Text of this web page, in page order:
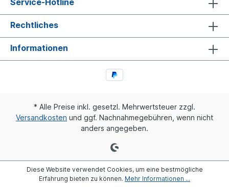
Rechtliches
Informationen
* Alle Preise inkl. gesetzl. Mehrwertsteuer zzgl.
Versandkosten und ggf. Nachnahmegebühren, wenn nicht
anders angegeben.
Diese Website verwendet Cookies, um eine bestmögliche
Erfahrung bieten zu können. Mehr Informationen ...